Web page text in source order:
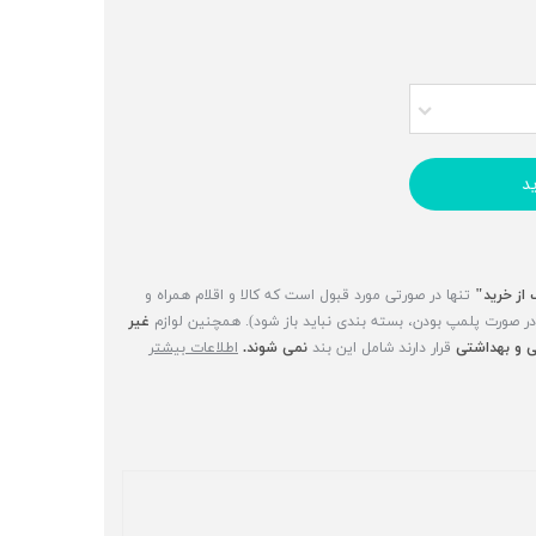
از خرید" تنها در صورتی مورد قبول است که کالا و اقلام همراه و
صورت پلمپ بودن، بسته بندی نباید باز شود). همچنین لوازم غیر
و بهداشتی قرار دارند شامل این بند نمی شوند. اطلاعات بیشتر